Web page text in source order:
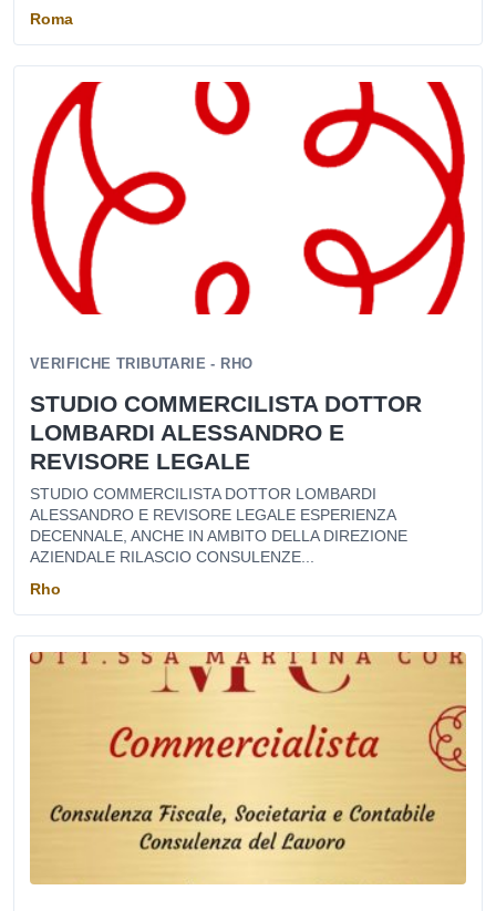
Roma
VERIFICHE TRIBUTARIE - RHO
STUDIO COMMERCILISTA DOTTOR
LOMBARDI ALESSANDRO E
REVISORE LEGALE
STUDIO COMMERCILISTA DOTTOR LOMBARDI
ALESSANDRO E REVISORE LEGALE ESPERIENZA
DECENNALE, ANCHE IN AMBITO DELLA DIREZIONE
AZIENDALE RILASCIO CONSULENZE...
Rho